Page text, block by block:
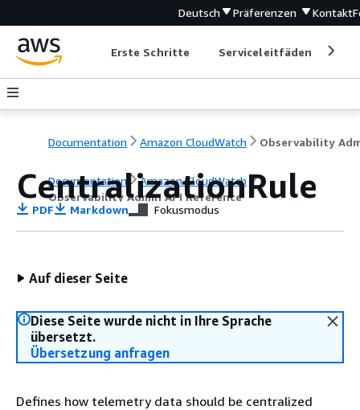
Deutsch Präferenzen Kontakt
Erste Schritte Serviceleitfäden
Documentation Amazon CloudWatch
Documentation
Amazon CloudWatch
Observability Admin API Reference
CentralizationRule
PDF Markdown Fokusmodus
Auf dieser Seite
Diese Seite wurde nicht in Ihre Sprache
übersetzt.
Übersetzung anfragen
Defines how telemetry data should be centralized